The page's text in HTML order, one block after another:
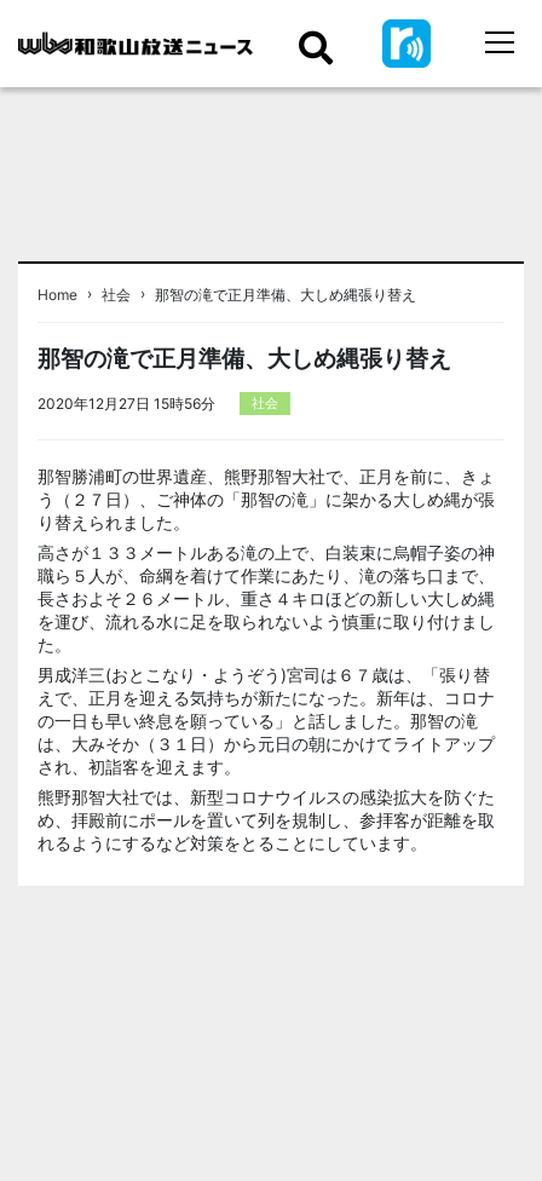
Home › 社会 › 那智の滝で正月準備、大しめ縄張り替え
那智の滝で正月準備、大しめ縄張り替え
2020年12月27日 15時56分 社会
那智勝浦町の世界遺産、熊野那智大社で、正月を前に、きょ
う（２７日）、ご神体の「那智の滝」に架かる大しめ縄が張
り替えられました。
高さが１３３メートルある滝の上で、白装束に烏帽子姿の神
職ら５人が、命綱を着けて作業にあたり、滝の落ち口まで、
長さおよそ２６メートル、重さ４キロほどの新しい大しめ縄
を運び、流れる水に足を取られないよう慎重に取り付けまし
た。
男成洋三(おとこなり・ようぞう)宮司は６７歳は、「張り替
えで、正月を迎える気持ちが新たになった。新年は、コロナ
の一日も早い終息を願っている」と話しました。那智の滝
は、大みそか（３１日）から元日の朝にかけてライトアップ
され、初詣客を迎えます。
熊野那智大社では、新型コロナウイルスの感染拡大を防ぐた
め、拝殿前にポールを置いて列を規制し、参拝客が距離を取
れるようにするなど対策をとることにしています。